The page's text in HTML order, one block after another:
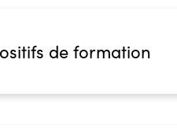
de formation